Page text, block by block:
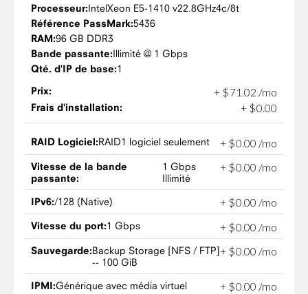
Processeur:IntelXeon E5-1410 v22.8GHz4c/8t
Référence PassMark:5436
RAM:96 GB DDR3
Bande passante:Illimité @ 1 Gbps
Qté. d'IP de base:1
Prix:
+ $71 .02 /mo
Frais d'installation: + $0.00
RAID Logiciel:RAID1 logiciel seulement + $0 00 /mo
Vitesse de la bande
passante:
1 Gbps
Illimité
+ $0.00 /mo
IPv6:/128 (Native) + $0.00 /mo
Vitesse du port:1 Gbps + $0 00 /mo
Sauvegarde:Backup Storage [NFS / FTP]
-- 100 GiB
+ $0.00 /mo
IPMI:Générique avec média virtuel + $0.00 /mo